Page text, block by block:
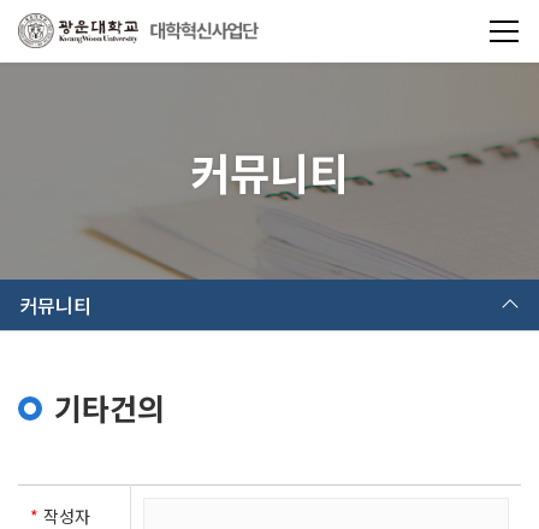
커뮤니티
커뮤니티
기타건의
* 작성자